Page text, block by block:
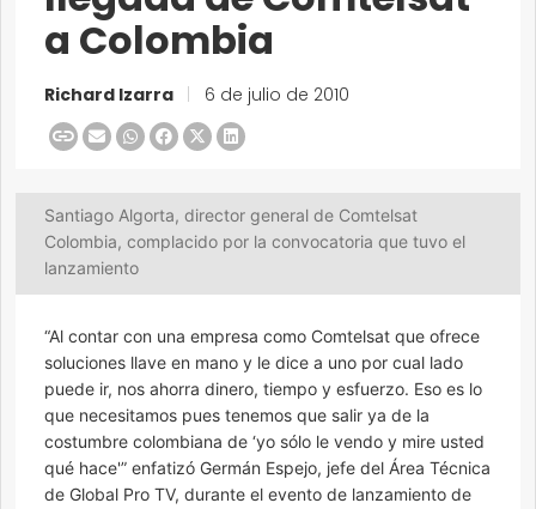
a Colombia
Richard Izarra 6 de julio de 2010
Santiago Algorta, director general de Comtelsat
Colombia, complacido por la convocatoria que tuvo el
lanzamiento
“Al contar con una empresa como Comtelsat que ofrece
soluciones llave en mano y le dice a uno por cual lado
puede ir, nos ahorra dinero, tiempo y esfuerzo. Eso es lo
que necesitamos pues tenemos que salir ya de la
costumbre colombiana de ‘yo sólo le vendo y mire usted
qué hace'” enfatizó Germán Espejo, jefe del Área Técnica
de Global Pro TV, durante el evento de lanzamiento de